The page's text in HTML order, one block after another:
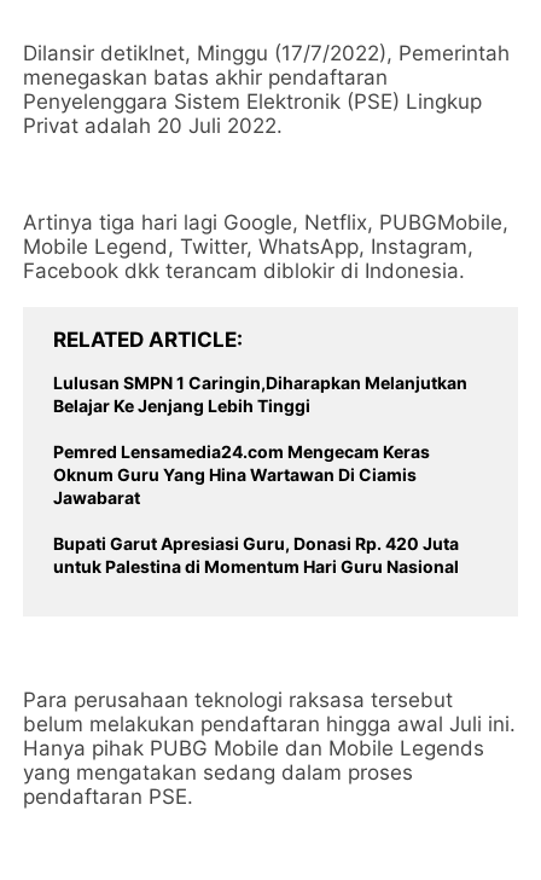
Dilansir detikInet, Minggu (17/7/2022), Pemerintah
menegaskan batas akhir pendaftaran
Penyelenggara Sistem Elektronik (PSE) Lingkup
Privat adalah 20 Juli 2022.
Artinya tiga hari lagi Google, Netflix, PUBGMobile,
Mobile Legend, Twitter, WhatsApp, Instagram,
Facebook dkk terancam diblokir di Indonesia.
RELATED ARTICLE
Lulusan SMPN 1 Caringin,Diharapkan Melanjutkan
Belajar Ke Jenjang Lebih Tinggi
Pemred Lensamedia24.com Mengecam Keras
Oknum Guru Yang Hina Wartawan Di Ciamis
Jawabarat
Bupati Garut Apresiasi Guru, Donasi Rp. 420 Juta
untuk Palestina di Momentum Hari Guru Nasional
Para perusahaan teknologi raksasa tersebut
belum melakukan pendaftaran hingga awal Juli ini.
Hanya pihak PUBG Mobile dan Mobile Legends
yang mengatakan sedang dalam proses
pendaftaran PSE.